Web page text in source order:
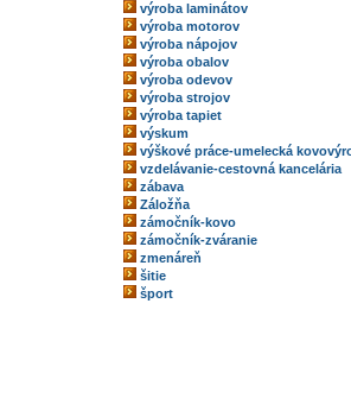
výroba laminátov
výroba motorov
výroba nápojov
výroba obalov
výroba odevov
výroba strojov
výroba tapiet
výskum
výškové práce-umelecká
vzdelávanie-cestovná kancelária
zábava
Záložňa
zámočník-kovo
zámočník-zváranie
zmenáreň
šitie
šport